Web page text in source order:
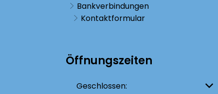
Bankverbindungen
Kontaktformular
Öffnungszeiten
Klicken, um weitere Öffnungs- oder Schließzeiten auszublenden
Geschlossen: